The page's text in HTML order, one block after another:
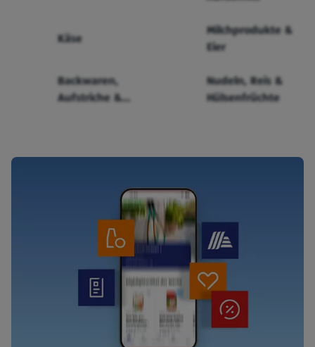
Käse
Milchprodukte &
Eier
Backwaren,
Aufstriche &
Nudeln, Reis &
Hülsenfrüchte